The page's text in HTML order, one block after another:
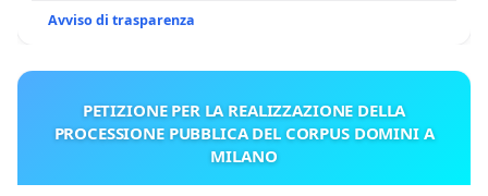
Avviso di trasparenza
PETIZIONE PER LA REALIZZAZIONE DELLA
PROCESSIONE PUBBLICA DEL CORPUS DOMINI A
MILANO